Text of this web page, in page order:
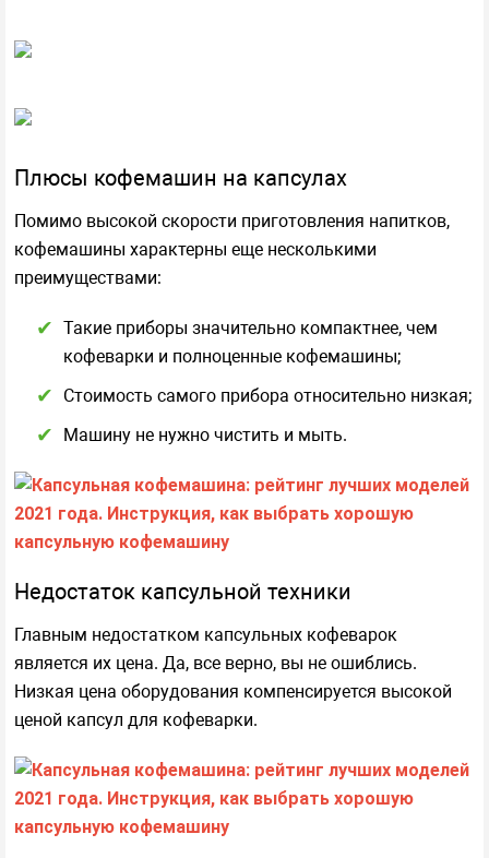
Плюсы кофемашин на капсулах
Помимо высокой скорости приготовления напитков,
кофемашины характерны еще несколькими
преимуществами:
Такие приборы значительно компактнее, чем
кофеварки и полноценные кофемашины;
Стоимость самого прибора относительно низкая;
Машину не нужно чистить и мыть.
Недостаток капсульной техники
Главным недостатком капсульных кофеварок
является их цена. Да, все верно, вы не ошиблись.
Низкая цена оборудования компенсируется высокой
ценой капсул для кофеварки.